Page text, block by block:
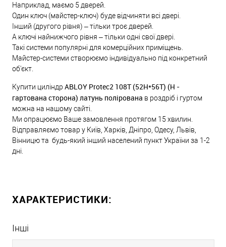
Наприклад, маємо 5 дверей.
Один ключ (майстер-ключ) буде відчиняти всі двері.
Інший (другого рівня) – тільки троє дверей.
А ключі найнижчого рівня – тільки одні свої двері.
Такі системи популярні для комерційних приміщень.
Майстер-системи створюємо індивідуально під конкретний
об'єкт.
Купити циліндр ABLOY Protec2 108T (52H*56T) (H -
гартована сторона) латунь полірована в роздріб і гуртом
можна на нашому сайті.
Ми опрацюємо Ваше замовлення протягом 15 хвилин.
Відправляємо товар у Київ, Харків, Дніпро, Одесу, Львів,
Вінницю та будь-який інший населений пункт України за 1-2
дні.
ХАРАКТЕРИСТИКИ:
Інші